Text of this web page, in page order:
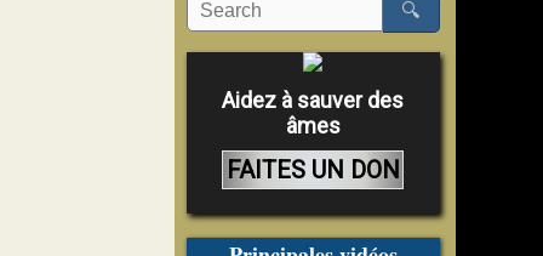
🔍
Aidez à sauver des
âmes
FAITES UN DON